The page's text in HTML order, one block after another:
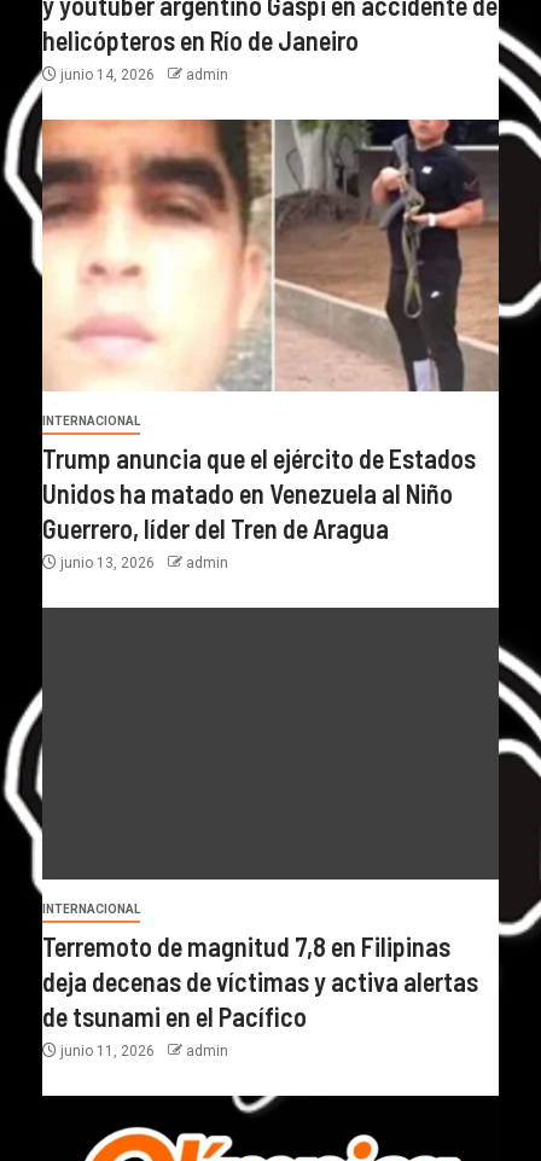
helicópteros en Río de Janeiro
junio 14, 2026 admin
INTERNACIONAL
Trump anuncia que el ejército de Estados
Unidos ha matado en Venezuela al Niño
Guerrero, líder del Tren de Aragua
junio 13, 2026 admin
INTERNACIONAL
Terremoto de magnitud 7,8 en Filipinas
deja decenas de víctimas y activa alertas
de tsunami en el Pacífico
junio 11, 2026 admin